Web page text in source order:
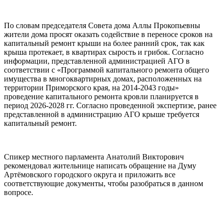
По словам председателя Совета дома Аллы Прокопьевны
жители дома просят оказать содействие в переносе сроков на
капитальный ремонт крыши на более ранний срок, так как
крыша протекает, в квартирах сырость и грибок. Согласно
информации, представленной администрацией АГО в
соответствии с «Программой капитального ремонта общего
имущества в многоквартирных домах, расположенных на
территории Приморского края, на 2014-2043 годы»
проведение капитального ремонта кровли планируется в
период 2026-2028 гг. Согласно проведенной экспертизе, ранее
представленной в администрацию АГО крыше требуется
капитальный ремонт.
Спикер местного парламента Анатолий Викторович
рекомендовал жительнице написать обращение на Думу
Артёмовского городского округа и приложить все
соответствующие документы, чтобы разобраться в данном
вопросе.